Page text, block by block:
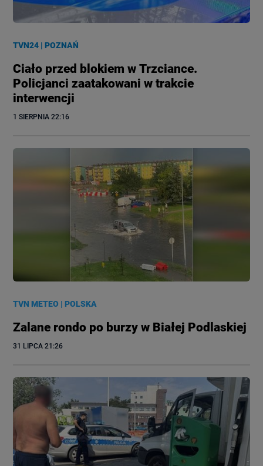
TVN24 |POZNAŃ
Ciało przed blokiem w Trzciance.
Policjanci zaatakowani w trakcie
interwencji
1 SIERPNIA 22:16
TVN METEO |POLSKA
Zalane rondo po burzy w Białej Podlaskiej
31 LIPCA 21:26